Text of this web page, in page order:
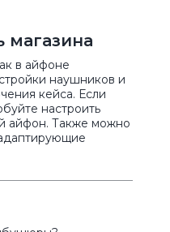
магазина
в айфоне
наушников и
кейса. Если
настроить
айфон. Также можно